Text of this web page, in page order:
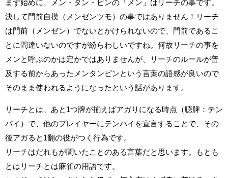
まず始めに、メン・タン・ピンの「メン」はリーチの事です。
決して門前自摸（メンゼンツモ）の事ではありません！リーチ
は門前（メンゼン）でないとかけられないので、門前であるこ
とに間違いないのですが紛らわしいですね。何故リーチの事を
メンと呼ぶのかは定かではありませんが、リーチのルールが普
及する前からあったメンタンピンという言葉の語感が良いので
そのまま使われるようになったという話があります。
リーチとは、あと1つ牌が揃えばアガりになる時点（聴牌：テン
パイ）で、他のプレイヤーにテンパイを宣言することで、その
後アガると1翻の役がつく行為です。
リーチはだれもが聞いたことのある言葉だと思います。もとも
とはリーチとは麻雀の用語です。